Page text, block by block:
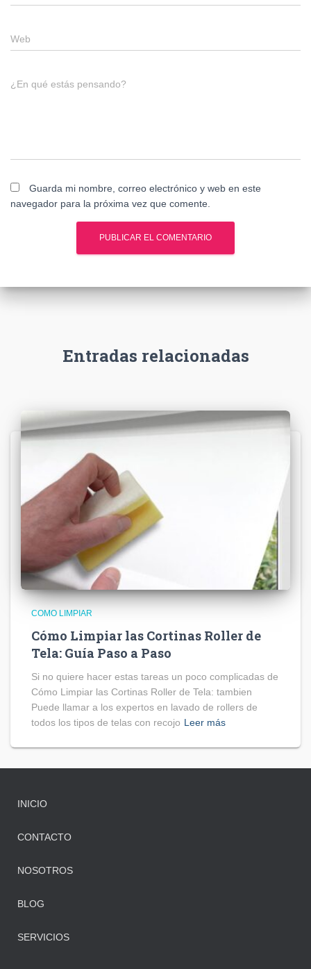
Web
¿En qué estás pensando?
Guarda mi nombre, correo electrónico y web en este
navegador para la próxima vez que comente.
Entradas relacionadas
COMO LIMPIAR
Cómo Limpiar las Cortinas Roller de
Tela: Guía Paso a Paso
Si no quiere hacer estas tareas un poco complicadas de
Cómo Limpiar las Cortinas Roller de Tela: tambien
Puede llamar a los expertos en lavado de rollers de
todos los tipos de telas con recojo Leer más
INICIO
CONTACTO
NOSOTROS
BLOG
SERVICIOS